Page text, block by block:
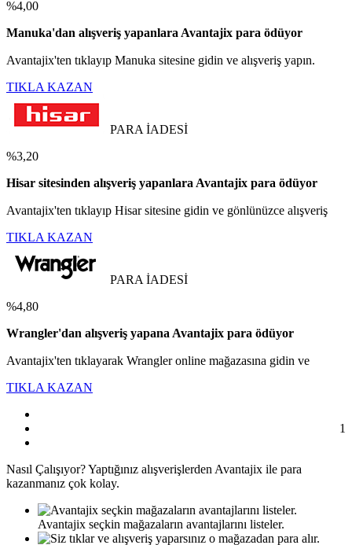
%4,00
Manuka'dan alışveriş yapanlara Avantajix para ödüyor
Avantajix'ten tıklayıp Manuka sitesine gidin ve alışveriş yapın.
TIKLA KAZAN
PARA İADESİ
%3,20
Hisar sitesinden alışveriş yapanlara Avantajix para ödüyor
Avantajix'ten tıklayıp Hisar sitesine gidin ve gönlünüzce alışveriş
TIKLA KAZAN
PARA İADESİ
%4,80
Wrangler'dan alışveriş yapana Avantajix para ödüyor
Avantajix'ten tıklayarak Wrangler online mağazasına gidin ve
TIKLA KAZAN
1
Nasıl Çalışıyor?Yaptığınız alışverişlerden Avantajix ile para
kazanmanız çok kolay.
Avantajix seçkin mağazaların avantajlarını listeler.